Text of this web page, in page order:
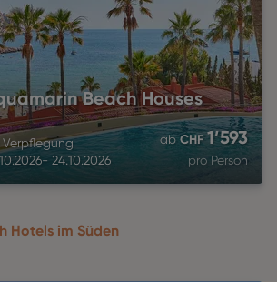
Beach Houses
Verpflegung
- 24.10.2026
ab CHF1’593
pro Person
Hotels im Süden